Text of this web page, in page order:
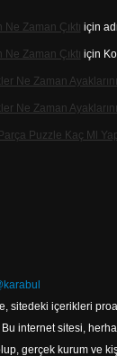
Ne Zaman Çıktı için
Ne Zaman Çıktı için
Ne Zaman
Ne Zaman
Puzzle Kaç Ml
sitedeki içerikleri
internet sitesi,
gerçek kurum ve